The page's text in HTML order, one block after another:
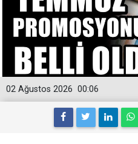
00:06
02 Ağustos 2026